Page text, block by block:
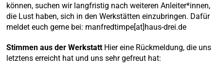
können, suchen wir langfristig nach weiteren Anleiter*innen,
die Lust haben, sich in den Werkstätten einzubringen. Dafür
meldet euch gerne bei: manfredtimpe[at]haus-drei.de
Stimmen aus der Werkstatt Hier eine Rückmeldung, die uns
letztens erreicht hat und uns sehr gefreut hat: